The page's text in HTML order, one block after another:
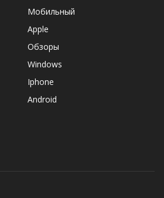
Мобильный
Apple
Обзоры
Windows
Iphone
Android